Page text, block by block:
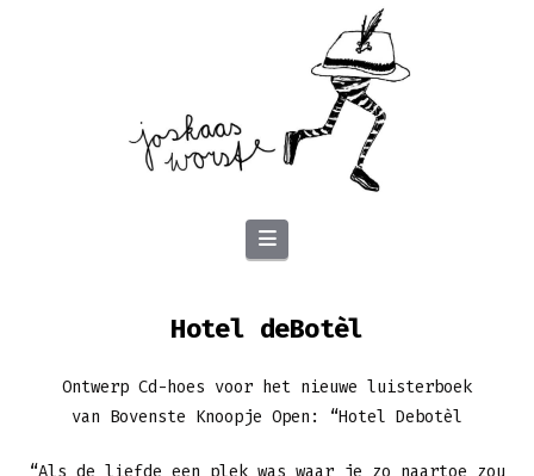
Navigation
Hotel deBotèl
Ontwerp Cd-hoes voor het nieuwe luisterboek
van Bovenste Knoopje Open: “Hotel Debotèl
“Als de liefde een plek was waar je zo naartoe zou